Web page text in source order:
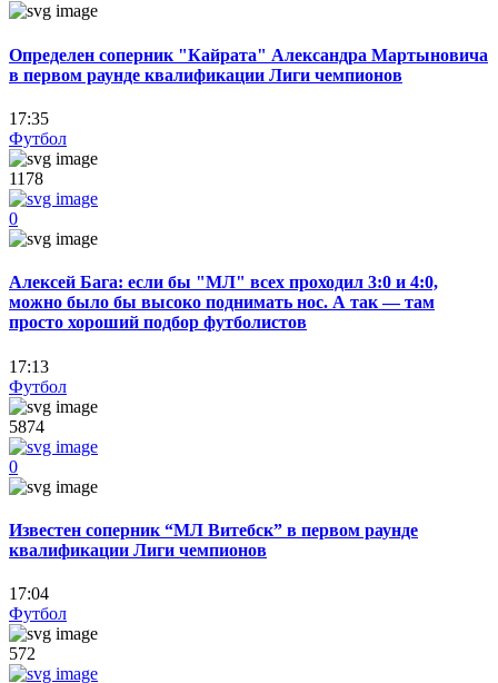
Определен соперник "Кайрата" Александра Мартыновича
в первом раунде квалификации Лиги чемпионов
17:35
Футбол
1178
0
Алексей Бага: если бы "МЛ" всех проходил 3:0 и 4:0,
можно было бы высоко поднимать нос. А так — там
просто хороший подбор футболистов
17:13
Футбол
5874
0
Известен соперник “МЛ Витебск” в первом раунде
квалификации Лиги чемпионов
17:04
Футбол
572